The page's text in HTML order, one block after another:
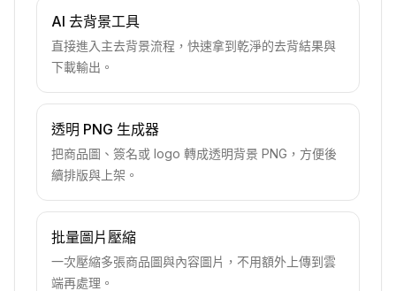
AI 去背景工具
直接進入主去背景流程，快速拿到乾淨的去背結果與
下載輸出。
透明 PNG 生成器
把商品圖、簽名或 logo 轉成透明背景 PNG，方便後
續排版與上架。
批量圖片壓縮
一次壓縮多張商品圖與內容圖片，不用額外上傳到雲
端再處理。